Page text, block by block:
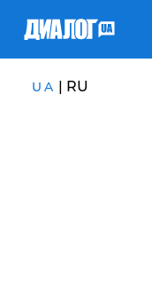
UA | RU